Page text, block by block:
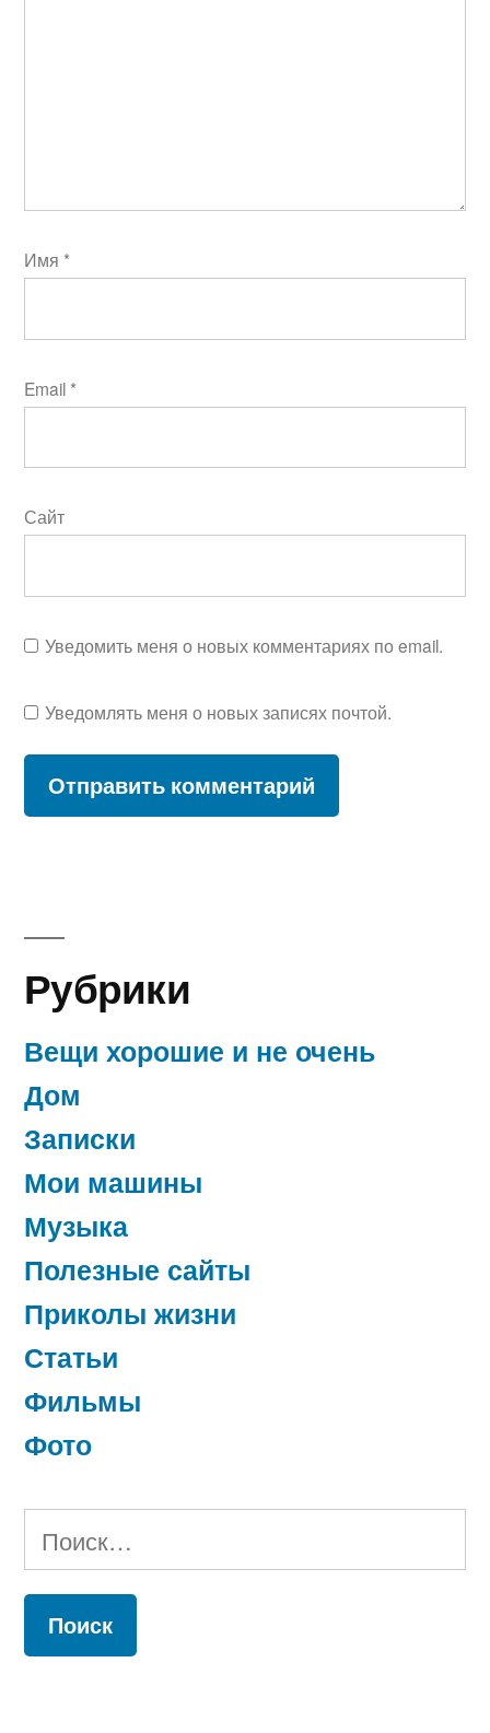
Имя *
Email *
Сайт
Уведомить меня о новых комментариях по email.
Уведомлять меня о новых записях почтой.
Рубрики
Вещи хорошие и не очень
Дом
Записки
Мои машины
Музыка
Полезные сайты
Приколы жизни
Статьи
Фильмы
Фото
Найти: